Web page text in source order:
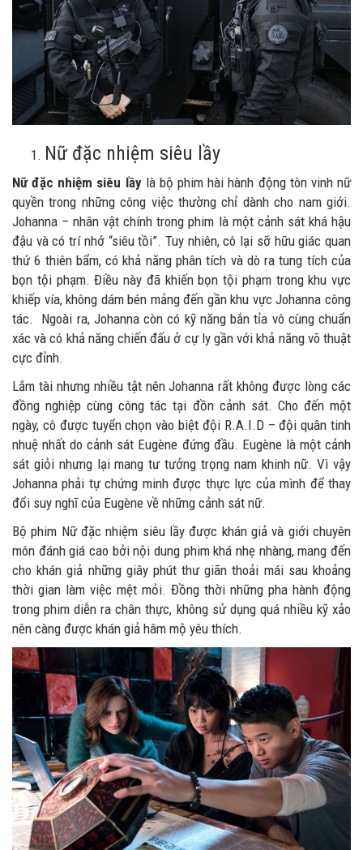
Nữ đặc nhiệm siêu lầy
Nữ đặc nhiệm siêu lầylà bộ phim hài hành động tôn vinh nữ
quyền trong những công việc thường chỉ dành cho nam giới.
Johanna – nhân vật chính trong phim là một cảnh sát khá hậu
đậu và có trí nhớ “siêu tồi”. Tuy nhiên, cô lại sỡ hữu giác quan
thứ 6 thiên bẩm, có khả năng phân tích và dò ra tung tích của
bọn tội phạm. Điều này đã khiến bọn tội phạm trong khu vực
khiếp vía, không dám bén mảng đến gần khu vực Johanna công
tác. Ngoài ra, Johanna còn có kỹ năng bắn tỉa vô cùng chuẩn
xác và có khả năng chiến đấu ở cự ly gần với khả năng võ thuật
cực đỉnh.
Lắm tài nhưng nhiều tật nên Johanna rất không được lòng các
đồng nghiệp cùng công tác tại đồn cảnh sát. Cho đến một
ngày, cô được tuyển chọn vào biệt đội R.A.I.D – đội quân tinh
nhuệ nhất do cảnh sát Eugène đứng đầu. Eugène là một cảnh
sát giỏi nhưng lại mang tư tưởng trọng nam khinh nữ. Vì vậy
Johanna phải tự chứng minh được thực lực của mình để thay
đổi suy nghĩ của Eugène về những cảnh sát nữ.
Bộ phim Nữ đặc nhiệm siêu lầy được khán giả và giới chuyên
môn đánh giá cao bởi nội dung phim khá nhẹ nhàng, mang đến
cho khán giả những giây phút thư giãn thoải mái sau khoảng
thời gian làm việc mệt mỏi. Đồng thời những pha hành động
trong phim diễn ra chân thực, không sử dụng quá nhiều kỹ xảo
nên càng được khán giả hâm mộ yêu thích.